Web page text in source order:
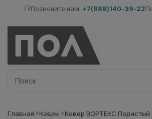
Позвоните нам: +7(988)140-39-22
Главная Ковры Ковер ВОРТЕКС Пористый